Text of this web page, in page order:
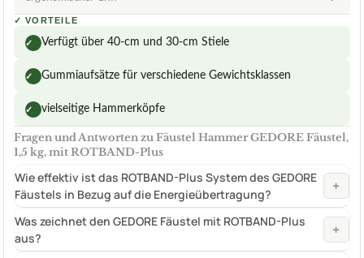
✓ VORTEILE
✓ Verfügt über 40-cm und 30-cm Stiele
✓ Gummiaufsätze für verschiedene Gewichtsklassen
✓ vielseitige Hammerköpfe
Fragen und Antworten zu Fäustel Hammer GEDORE Fäustel,
1,5 kg, mit ROTBAND-Plus
Wie effektiv ist das ROTBAND-Plus System des GEDORE
Fäustels in Bezug auf die Energieübertragung?
+
Was zeichnet den GEDORE Fäustel mit ROTBAND-Plus
aus?
+